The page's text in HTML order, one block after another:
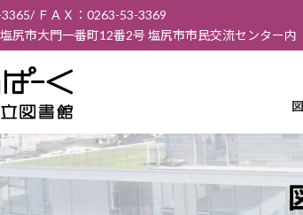
ＦＡＸ：0263-53-3369
尻市大門一番町12番2号 塩尻市市民交流センター内